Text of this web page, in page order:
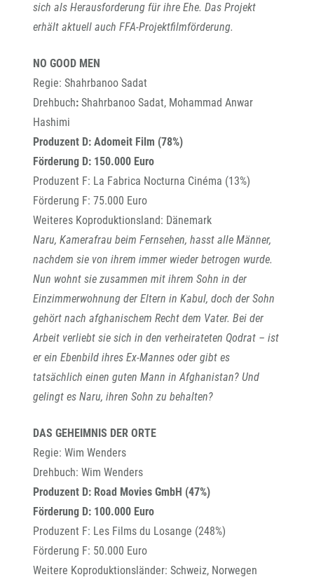
sich als Herausforderung für ihre Ehe. Das Projekt
erhält aktuell auch FFA-Projektfilmförderung.
NO GOOD MEN
Regie: Shahrbanoo Sadat
Drehbuch: Shahrbanoo Sadat, Mohammad Anwar
Hashimi
Produzent D: Adomeit Film (78%)
Förderung D: 150.000 Euro
Produzent F: La Fabrica Nocturna Cinéma (13%)
Förderung F: 75.000 Euro
Weiteres Koproduktionsland: Dänemark
Naru, Kamerafrau beim Fernsehen, hasst alle Männer,
nachdem sie von ihrem immer wieder betrogen wurde.
Nun wohnt sie zusammen mit ihrem Sohn in der
Einzimmerwohnung der Eltern in Kabul, doch der Sohn
gehört nach afghanischem Recht dem Vater. Bei der
Arbeit verliebt sie sich in den verheirateten Qodrat – ist
er ein Ebenbild ihres Ex-Mannes oder gibt es
tatsächlich einen guten Mann in Afghanistan? Und
gelingt es Naru, ihren Sohn zu behalten?
DAS GEHEIMNIS DER ORTE
Regie: Wim Wenders
Drehbuch: Wim Wenders
Produzent D: Road Movies GmbH (47%)
Förderung D: 100.000 Euro
Produzent F: Les Films du Losange (248%)
Förderung F: 50.000 Euro
Weitere Koproduktionsländer: Schweiz, Norwegen